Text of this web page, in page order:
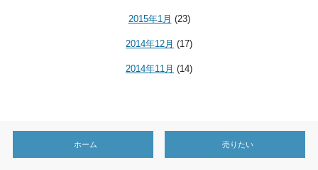
2015年1月 (23)
2014年12月 (17)
2014年11月 (14)
ホーム 売りたい